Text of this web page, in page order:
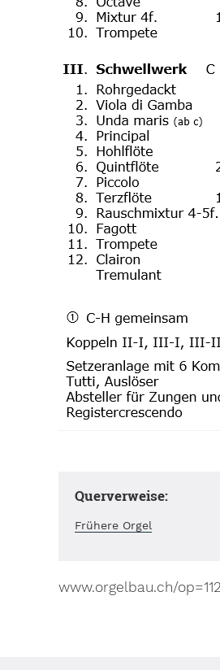
Querverweise:
Frühere Orgel
www.orgelbau.ch/